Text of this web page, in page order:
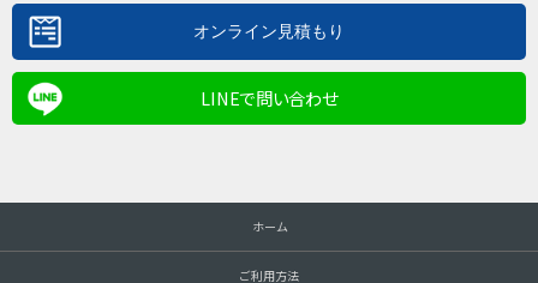
LINEで問い合わせ
ホーム
ご利用方法